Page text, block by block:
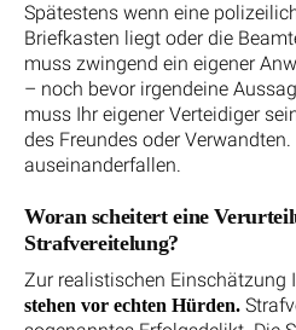
Spätestens wenn eine
Briefkasten liegt oder die
muss zwingend ein eigener
– noch bevor irgendeine
muss Ihr eigener Verteidiger
des Freundes oder
auseinanderfallen.
Woran scheitert eine
Strafvereitelung?
Zur realistischen Einschätzung
stehen vor echten Hürden.